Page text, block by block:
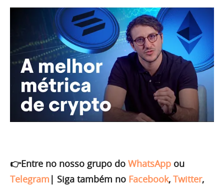
👉Entre no nosso grupo do WhatsApp ou
Telegram | Siga também no Facebook, Twitter,